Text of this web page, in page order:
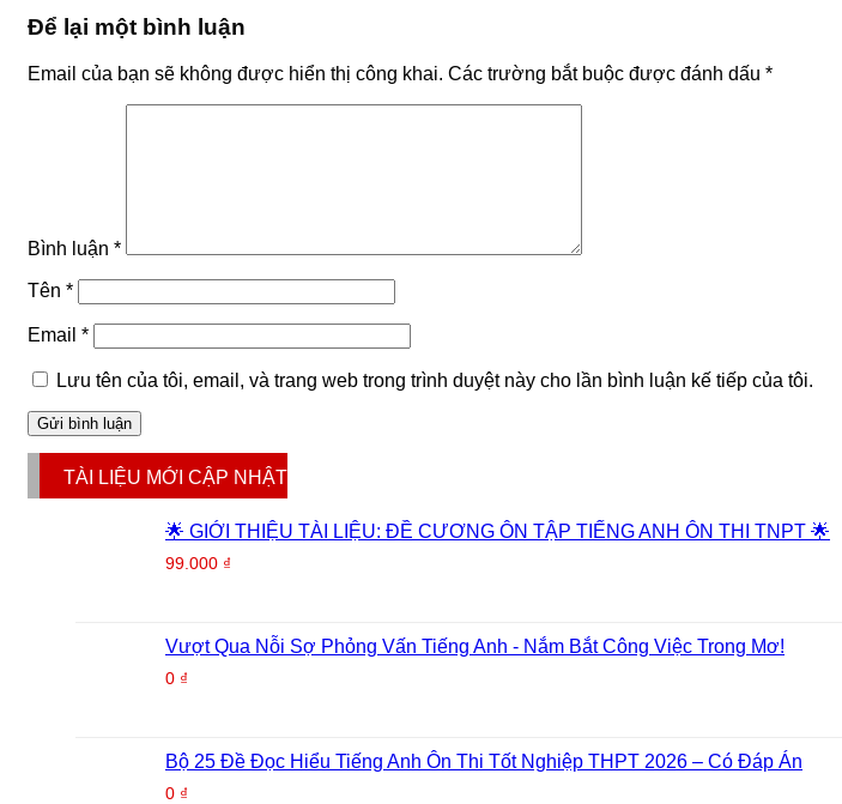
Để lại một bình luận
Email của bạn sẽ không được hiển thị công khai. Các trường bắt buộc được đánh dấu *
Bình luận *
Tên *
Email *
Lưu tên của tôi, email, và trang web trong trình duyệt này cho lần bình luận kế tiếp của tôi.
TÀI LIỆU MỚI CẬP NHẬT
🌟 GIỚI THIỆU TÀI LIỆU: ĐỀ CƯƠNG ÔN TẬP TIẾNG ANH ÔN THI TNPT 🌟
99.000 ₫
Vượt Qua Nỗi Sợ Phỏng Vấn Tiếng Anh - Nắm Bắt Công Việc Trong Mơ!
0 ₫
Bộ 25 Đề Đọc Hiểu Tiếng Anh Ôn Thi Tốt Nghiệp THPT 2026 – Có Đáp Án
0 ₫